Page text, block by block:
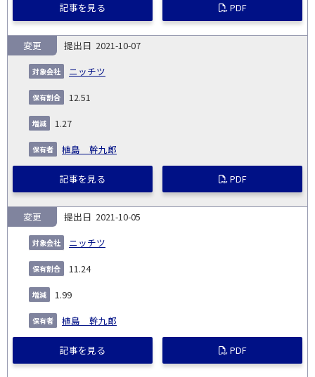
記事を見る PDF
2021-10-07
ニッチツ
変更
12.51
1.27
植島 幹九郎
記事を見る PDF
2021-10-05
ニッチツ
変更
11.24
1.99
植島 幹九郎
記事を見る PDF